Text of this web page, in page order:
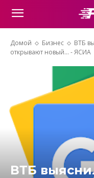
Домой Бизнес
ВТБ
открывают новый... - ЯСИА
ВТБ